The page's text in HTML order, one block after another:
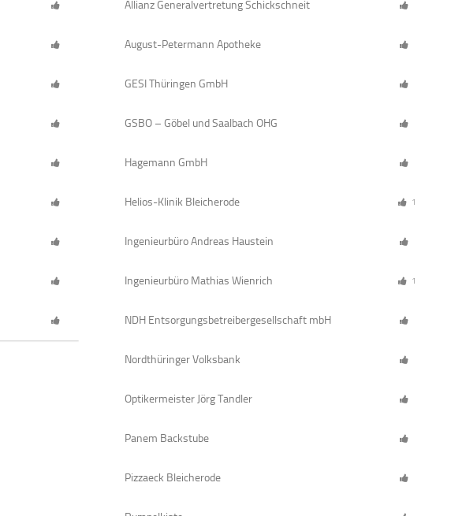
Allianz Generalvertretung Schickschneit
August-Petermann Apotheke
GESI Thüringen GmbH
GSBO – Göbel und Saalbach OHG
Hagemann GmbH
Helios-Klinik Bleicherode 1
Ingenieurbüro Andreas Haustein
Ingenieurbüro Mathias Wienrich 1
NDH Entsorgungsbetreibergesellschaft mbH
Nordthüringer Volksbank
Optikermeister Jörg Tandler
Panem Backstube
Pizzaeck Bleicherode